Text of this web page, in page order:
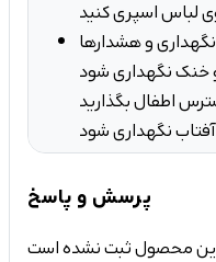
نگهداری و هشدارها
پرسش و پاسخ